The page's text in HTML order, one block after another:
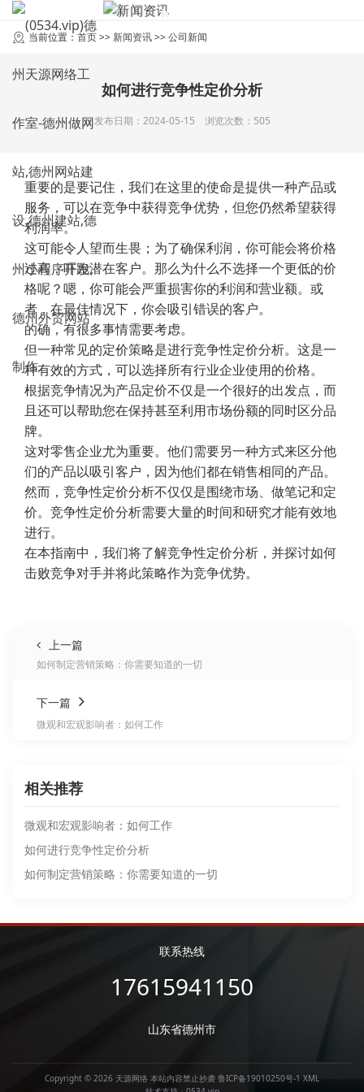
NEWS
新闻资讯
当前位置： 首页>> 新闻资讯>>公司新闻
如何进行竞争性定价分析
发布日期：2024-05-15 浏览次数：505
重要的是要记住，我们在这里的使命是提供一种产品或
服务，可以在竞争中获得竞争优势，但您仍然希望获得
利润率。
这可能令人望而生畏；为了确保利润，你可能会将价格
过高，吓跑潜在客户。那么为什么不选择一个更低的价
格呢？嗯，你可能会严重损害你的利润和营业额。或
者，在最佳情况下，你会吸引错误的客户。
的确，有很多事情需要考虑。
但一种常见的定价策略是进行竞争性定价分析。这是一
种有效的方式，可以选择所有行业企业使用的价格。
根据竞争情况为产品定价不仅是一个很好的出发点，而
且还可以帮助您在保持甚至利用市场份额的同时区分品
牌。
这对零售企业尤为重要。他们需要另一种方式来区分他
们的产品以吸引客户，因为他们都在销售相同的产品。
然而，竞争性定价分析不仅仅是围绕市场、做笔记和定
价。竞争性定价分析需要大量的时间和研究才能有效地
进行。
在本指南中，我们将了解竞争性定价分析，并探讨如何
击败竞争对手并将此策略作为竞争优势。
上一篇
如何制定营销策略：你需要知道的一切
下一篇
微观和宏观影响者：如何工作
相关推荐
微观和宏观影响者：如何工作
如何进行竞争性定价分析
如何制定营销策略：你需要知道的一切
联系热线
17615941150
山东省德州市
Copyright © 2026 天源网络 本站内容禁止抄袭 鲁ICP备19010250号-1 XML